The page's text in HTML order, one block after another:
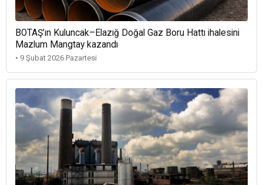
BOTAŞ’ın Kuluncak–Elazığ Doğal Gaz Boru Hattı ihalesini
Mazlum Mangtay kazandı
• 9 Şubat 2026 Pazartesi